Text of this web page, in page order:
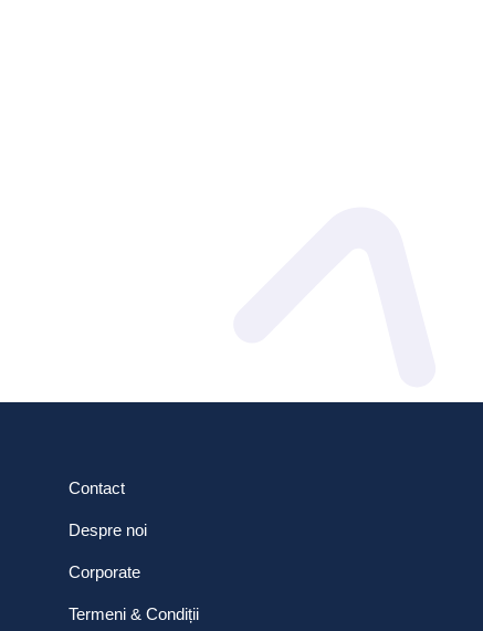
Contact
Despre noi
Corporate
Termeni & Condiții